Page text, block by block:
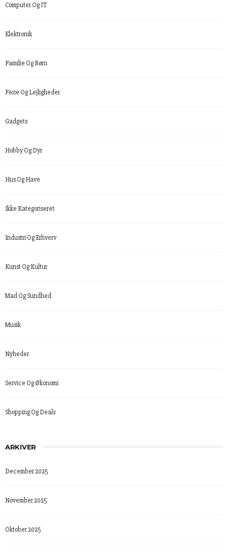
Computer Og IT
Elektronik
Familie Og Børn
Ferie Og Lejligheder
Gadgets
Hobby Og Dyr
Hus Og Have
Ikke Kategoriseret
Industri Og Erhverv
Kunst Og Kultur
Mad Og Sundhed
Musik
Nyheder
Service Og Økonomi
Shopping Og Deals
ARKIVER
December 2025
November 2025
Oktober 2025